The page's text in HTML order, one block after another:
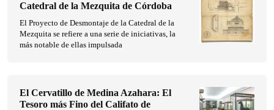
Catedral de la Mezquita de Córdoba
El Proyecto de Desmontaje de la Catedral de la
Mezquita se refiere a una serie de iniciativas, la
más notable de ellas impulsada
El Cervatillo de Medina Azahara: El
Tesoro más Fino del Califato de